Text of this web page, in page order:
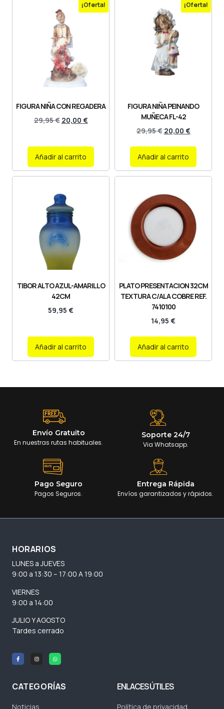
¡Oferta!
FIGURA NIÑA CON REGADERA
29,95€ 20,00 €
Añadir al carrito
¡Oferta!
FIGURA NIÑA PEINANDO
MUÑECA FL-42
29,95€ 20,00 €
Añadir al carrito
TIBOR ALTO AZUL-AMARILLO
42CM
59,95 €
Añadir al carrito
PLATO PRESENTACION 32CM
TEXTURA C/ALA COBRE REF.
7410100
14,95 €
Añadir al carrito
Envío Gratuito
En nuestras rutas habituales.
Soporte 24/7
Via Whatsapp.
Pago Seguro
Pagos Seguros.
Entrega Rápida
Envíos garantizados y rápidos.
HORARIOS
LUNES a JUEVES
9:00 a 13:30 – 17:00 A 19:00
VIERNES
9:00 a 14:00
JULIO Y AGOSTO
Tardes cerrado
CATEGORÍAS
Noticias
ENLACES ÚTILES
Política de privacidad